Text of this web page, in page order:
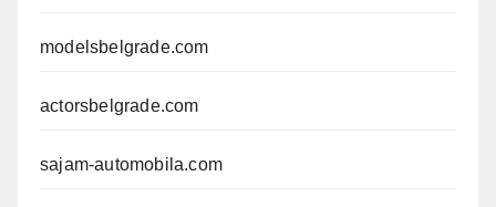
modelsbelgrade.com
actorsbelgrade.com
sajam-automobila.com